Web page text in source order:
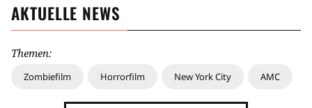
AKTUELLE NEWS
Themen:
Zombiefilm Horrorfilm New York City AMC